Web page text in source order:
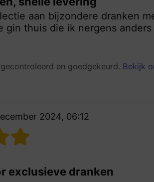
aan bijzondere dranken
gin thuis die ik nergens anders
en goedgekeurd. Bekijk
2024, 06:12
exclusieve dranken